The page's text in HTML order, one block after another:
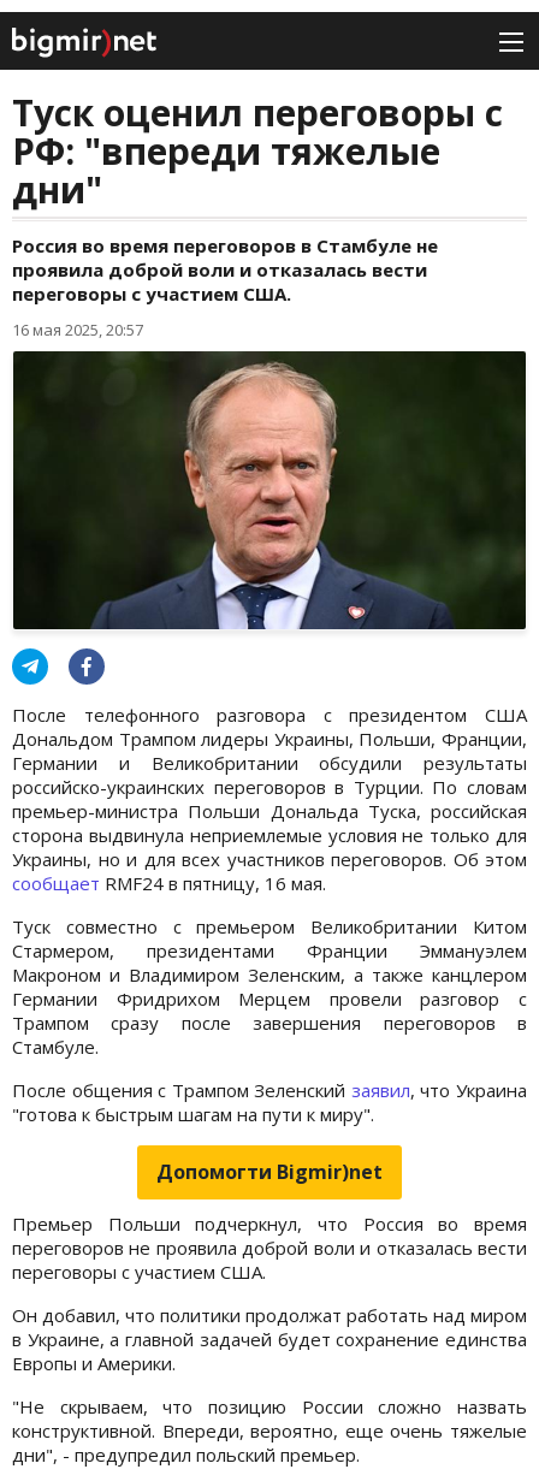
Туск оценил переговоры с
РФ: "впереди тяжелые
дни"
Россия во время переговоров в Стамбуле не
проявила доброй воли и отказалась вести
переговоры с участием США.
16 мая 2025, 20:57
После телефонного разговора с президентом США
Дональдом Трампом лидеры Украины, Польши, Франции,
Германии и Великобритании обсудили результаты
российско-украинских переговоров в Турции. По словам
премьер-министра Польши Дональда Туска, российская
сторона выдвинула неприемлемые условия не только для
Украины, но и для всех участников переговоров. Об этом
сообщает RMF24 в пятницу, 16 мая.
Туск совместно с премьером Великобритании Китом
Стармером, президентами Франции Эммануэлем
Макроном и Владимиром Зеленским, а также канцлером
Германии Фридрихом Мерцем провели разговор с
Трампом сразу после завершения переговоров в
Стамбуле.
После общения с Трампом Зеленский заявил, что Украина
"готова к быстрым шагам на пути к миру".
Допомогти Bigmir)net
Премьер Польши подчеркнул, что Россия во время
переговоров не проявила доброй воли и отказалась вести
переговоры с участием США.
Он добавил, что политики продолжат работать над миром
в Украине, а главной задачей будет сохранение единства
Европы и Америки.
"Не скрываем, что позицию России сложно назвать
конструктивной. Впереди, вероятно, еще очень тяжелые
дни", - предупредил польский премьер.